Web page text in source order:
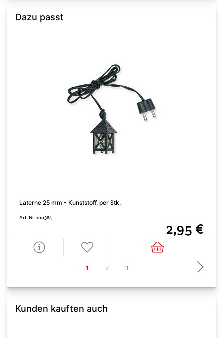
Dazu passt
Laterne 25 mm - Kunststoff, per Stk.
Art. Nr. 100384
2,95 €
Kunden kauften auch